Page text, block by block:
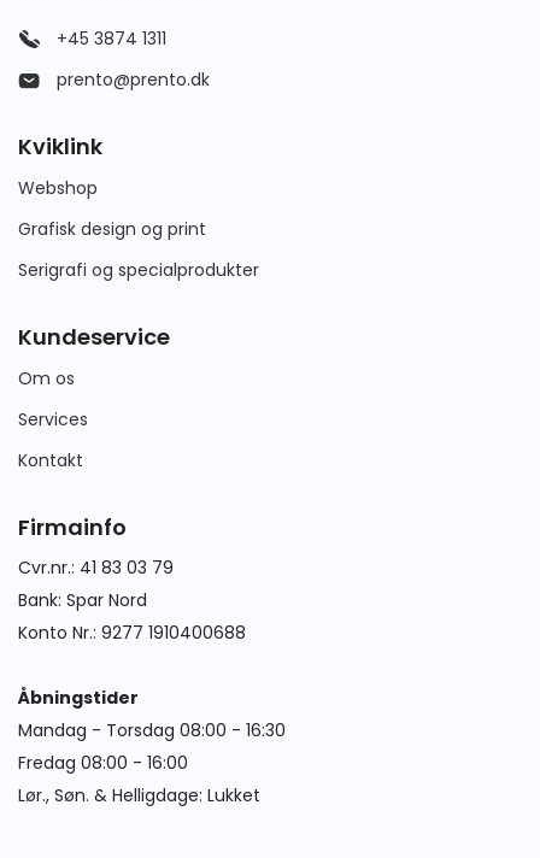
+45 3874 1311
prento@prento.dk
Kviklink
Webshop
Grafisk design og print
Serigrafi og specialprodukter
Kundeservice
Om os
Services
Kontakt
Firmainfo
Cvr.nr.: 41 83 03 79
Bank: Spar Nord
Konto Nr.: 9277 1910400688
Åbningstider
Mandag - Torsdag 08:00 - 16:30
Fredag 08:00 - 16:00
Lør., Søn. & Helligdage: Lukket